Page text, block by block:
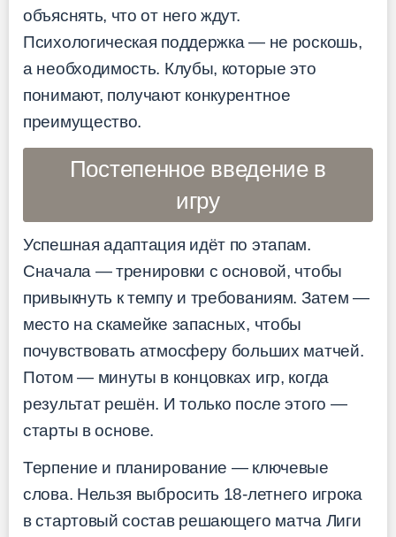
объяснять, что от него ждут.
Психологическая поддержка — не роскошь,
а необходимость. Клубы, которые это
понимают, получают конкурентное
преимущество.
Постепенное введение в
игру
Успешная адаптация идёт по этапам.
Сначала — тренировки с основой, чтобы
привыкнуть к темпу и требованиям. Затем —
место на скамейке запасных, чтобы
почувствовать атмосферу больших матчей.
Потом — минуты в концовках игр, когда
результат решён. И только после этого —
старты в основе.
Терпение и планирование — ключевые
слова. Нельзя выбросить 18-летнего игрока
в стартовый состав решающего матча Лиги